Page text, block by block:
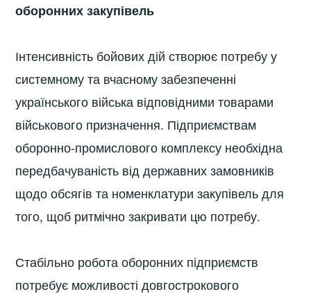
оборонних закупівель
Інтенсивність бойових дій створює потребу у
системному та вчасному забезпеченні
українського війська відповідними товарами
військового призначення. Підприємствам
оборонно-промислового комплексу необхідна
передбачуваність від державних замовників
щодо обсягів та номенклатури закупівель для
того, щоб ритмічно закривати цю потребу.
Стабільно робота оборонних підприємств
потребує можливості довгострокового